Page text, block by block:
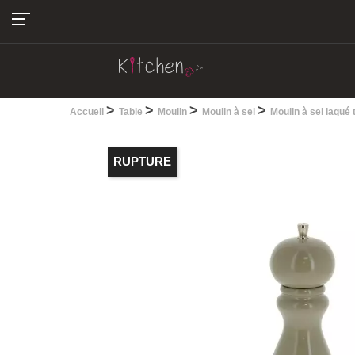
Accueil > Table > Moulin > Moulin à sel > Moulin à sel laqué
RUPTURE